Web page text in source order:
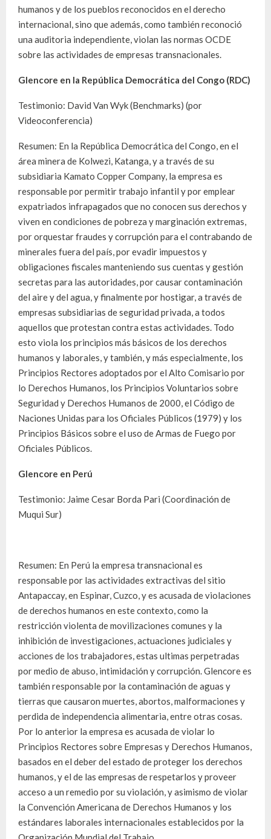
humanos y de los pueblos reconocidos en el derecho
internacional, sino que además, como también reconoció
una auditoria independiente, violan las normas OCDE
sobre las actividades de empresas transnacionales.
Glencore en la República Democrática del Congo (RDC)
Testimonio: David Van Wyk (Benchmarks) (por
Videoconferencia)
Resumen: En la República Democrática del Congo, en el
área minera de Kolwezi, Katanga, y a través de su
subsidiaria Kamato Copper Company, la empresa es
responsable por permitir trabajo infantil y por emplear
expatriados infrapagados que no conocen sus derechos y
viven en condiciones de pobreza y marginación extremas,
por orquestar fraudes y corrupción para el contrabando de
minerales fuera del país, por evadir impuestos y
obligaciones fiscales manteniendo sus cuentas y gestión
secretas para las autoridades, por causar contaminación
del aire y del agua, y finalmente por hostigar, a través de
empresas subsidiarias de seguridad privada, a todos
aquellos que protestan contra estas actividades. Todo
esto viola los principios más básicos de los derechos
humanos y laborales, y también, y más especialmente, los
Principios Rectores adoptados por el Alto Comisario por
lo Derechos Humanos, los Principios Voluntarios sobre
Seguridad y Derechos Humanos de 2000, el Código de
Naciones Unidas para los Oficiales Públicos (1979) y los
Principios Básicos sobre el uso de Armas de Fuego por
Oficiales Públicos.
Glencore en Perú
Testimonio: Jaime Cesar Borda Pari (Coordinación de
Muqui Sur)
Resumen: En Perú la empresa transnacional es
responsable por las actividades extractivas del sitio
Antapaccay, en Espinar, Cuzco, y es acusada de violaciones
de derechos humanos en este contexto, como la
restricción violenta de movilizaciones comunes y la
inhibición de investigaciones, actuaciones judiciales y
acciones de los trabajadores, estas ultimas perpetradas
por medio de abuso, intimidación y corrupción. Glencore es
también responsable por la contaminación de aguas y
tierras que causaron muertes, abortos, malformaciones y
perdida de independencia alimentaria, entre otras cosas.
Por lo anterior la empresa es acusada de violar lo
Principios Rectores sobre Empresas y Derechos Humanos,
basados en el deber del estado de proteger los derechos
humanos, y el de las empresas de respetarlos y proveer
acceso a un remedio por su violación, y asimismo de violar
la Convención Americana de Derechos Humanos y los
estándares laborales internacionales establecidos por la